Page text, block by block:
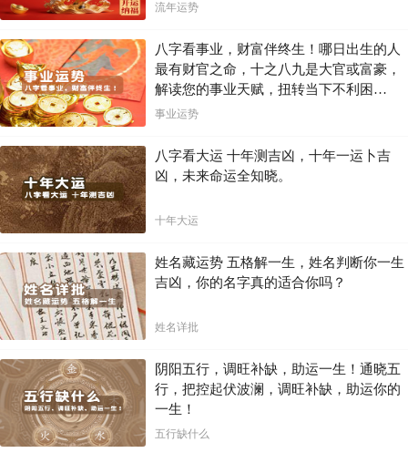
流年运势
八字看事业，财富伴终生！哪日出生的人
最有财官之命，十之八九是大官或富豪，
解读您的事业天赋，扭转当下不利困
局！！
事业运势
八字看大运 十年测吉凶，十年一运卜吉
凶，未来命运全知晓。
十年大运
姓名藏运势 五格解一生，姓名判断你一生
吉凶，你的名字真的适合你吗？
姓名详批
阴阳五行，调旺补缺，助运一生！通晓五
行，把控起伏波澜，调旺补缺，助运你的
一生！
五行缺什么